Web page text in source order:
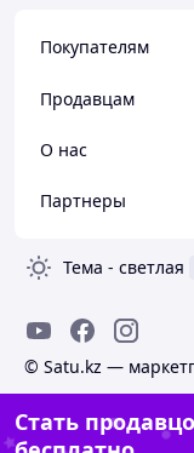
Покупателям
Продавцам
О нас
Партнеры
Тема - светлая
© Satu.kz —
Стать